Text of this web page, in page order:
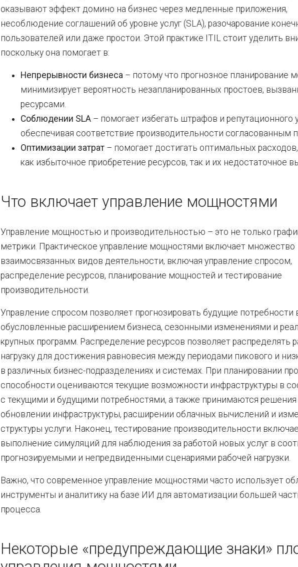
оказывают эффект домино на бизнес через медленные приложения,
несоблюдение соглашений об уровне услуг (SLA), разочарование
пользователей или даже простои. Этой практике ITIL стоит уделить
поскольку она помогает в:
Непрерывности бизнеса – потому что прогнозное планирование
минимизирует вероятность незапланированных простоев,
ресурсами.
Соблюдении SLA – помогает избегать штрафов и репутационного
обеспечивая соответствие производительности согласованным
Оптимизации затрат – помогает достигать оптимальных
как избыточное приобретение ресурсов, так и их недостаточное
Что включает управление мощностями
Управление мощностью и производительностью – это не только
метрики. Практическое управление мощностями включает множество
взаимосвязанных видов деятельности, включая управление спросом,
распределение ресурсов, планирование мощностей и тестирование
производительности.
Управление спросом позволяет прогнозировать будущие потребности
обусловленные расширением бизнеса, сезонными изменениями и
крупных программ. Распределение ресурсов позволяет распределять
нагрузку для достижения равновесия между периодами пикового и
в различных бизнес-подразделениях и системах. При планировании
способности оцениваются текущие возможности инфраструктуры в
с текущими и будущими потребностями, а также принимаются решения
обновлении инфраструктуры, расширении облачных вычислений и
структуры услуги. Наконец, тестирование производительности
выполнение симуляций для наблюдения за работой новых услуг в
прогнозируемыми и непредвиденными сценариями рабочей нагрузки.
Важно, что современное управление мощностями часто использует
инструменты и аналитику на базе ИИ для автоматизации большей
процесса.
Некоторые «предупреждающие знаки»